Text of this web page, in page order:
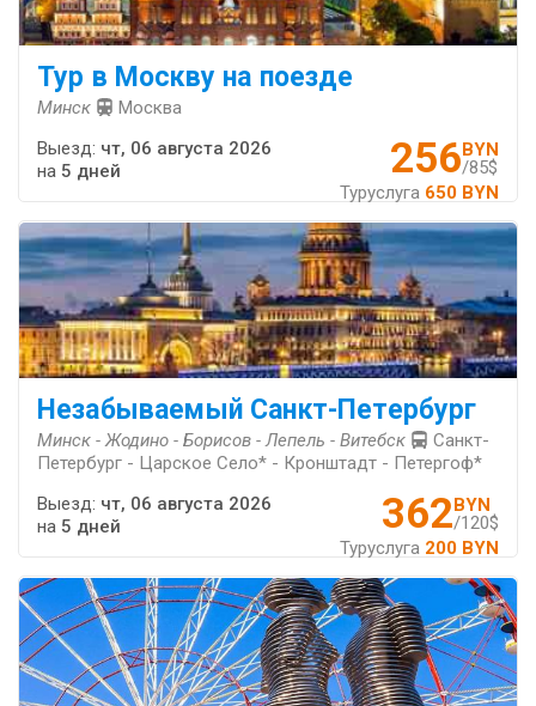
Тур в Москву на поезде
Минск Москва
256BYN
/85$
Туруслуга 650 BYN
Выезд: чт, 06 августа 2026
на 5 дней
Незабываемый Санкт-Петербург
Минск - Жодино - Борисов - Лепель - Витебск
Санкт-
Петербург - Царское Село* - Кронштадт - Петергоф*
362BYN
/120$
Туруслуга 200 BYN
Выезд: чт, 06 августа 2026
на 5 дней